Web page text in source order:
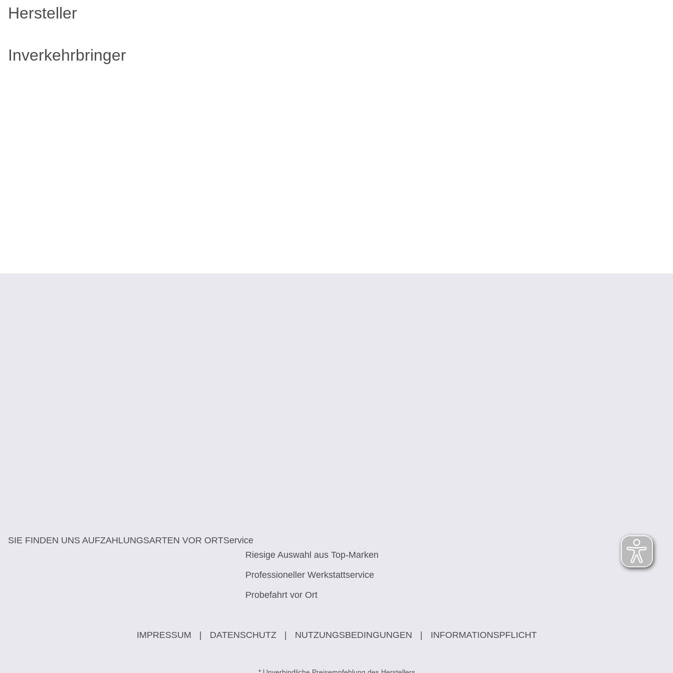
Hersteller
Inverkehrbringer
SIE FINDEN UNS AUFZAHLUNGSARTEN VOR ORTService
Riesige Auswahl aus Top-Marken
Professioneller Werkstattservice
Probefahrt vor Ort
IMPRESSUM DATENSCHUTZ NUTZUNGSBEDINGUNGEN INFORMATIONSPFLICHT